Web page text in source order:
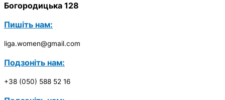
Богородицька 128
Пишіть нам:
liga.women@gmail.com
Подзоніть нам:
+38 (050) 588 52 16